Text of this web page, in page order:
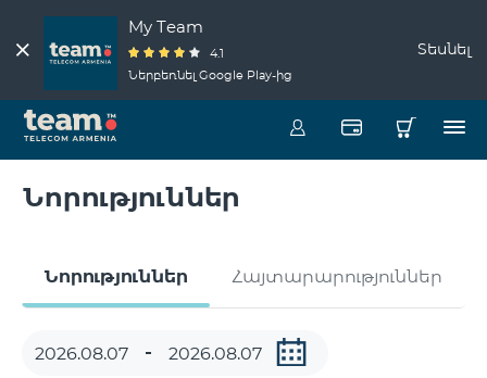
My Team
4.1
Ներբեռնել Google Play-ից
Տեսնել
Նորություններ
Նորություններ Հայտարարություններ